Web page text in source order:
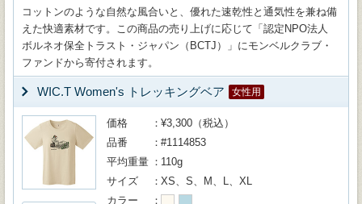
コットンのような自然な風合いと、優れた速乾性と通気性を兼ね備
えた快適素材です。この商品の売り上げに応じて「認定NPO法人
ボルネオ保全トラスト・ジャパン（BCTJ）」にモンベルクラブ・
ファンドから寄付されます。
WIC.T Women's トレッキングベア 女性用
価格
¥3,300（税込）
品番
#1114853
平均重量
110g
サイズ
XS、S、M、L、XL
カラー